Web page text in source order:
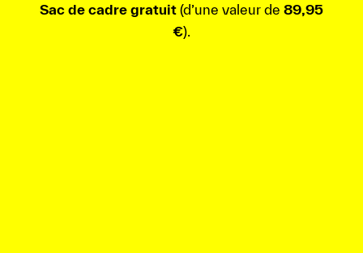
Sac de cadre gratuit (d’une valeur de 89,95
€).